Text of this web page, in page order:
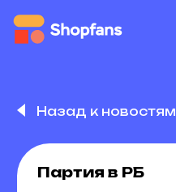
Назад к новостям
Партия в РБ